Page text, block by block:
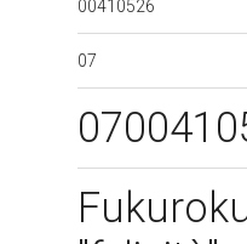
00410526
07